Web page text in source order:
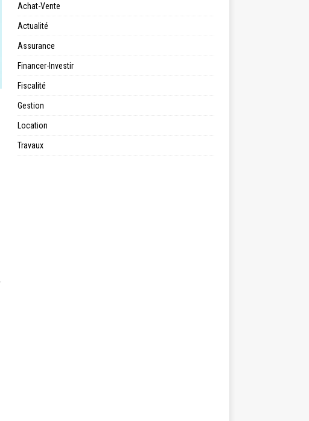
Achat-Vente
Actualité
Assurance
Financer-Investir
Fiscalité
Gestion
Location
Travaux